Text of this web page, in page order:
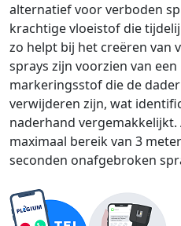
alternatief voor verboden
krachtige vloeistof die
zo helpt bij het creëren van
sprays zijn voorzien van
markeringsstof die de
verwijderen zijn, wat
naderhand vergemakkelijkt.
maximaal bereik van 3
seconden onafgebroken